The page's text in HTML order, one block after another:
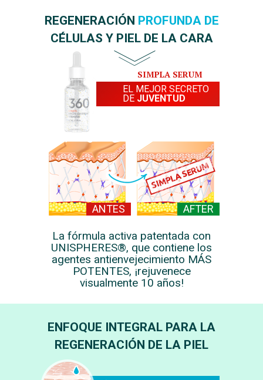
REGENERACIÓN PROFUNDA DE
CÉLULAS Y PIEL DE LA CARA
SIMPLA SERUM
EL MEJOR SECRETO
DE JUVENTUD
SIMPLA SERUM
La fórmula activa patentada con
UNISPHERES®, que contiene los
agentes antienvejecimiento MÁS
POTENTES, ¡rejuvenece
visualmente 10 años!
ENFOQUE INTEGRAL PARA LA
REGENERACIÓN DE LA PIEL